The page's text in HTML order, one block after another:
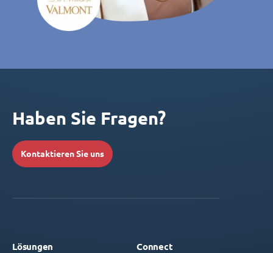
Haben Sie Fragen?
Kontaktieren Sie uns
Lösungen Connect